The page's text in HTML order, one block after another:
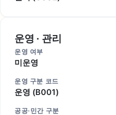
운영 · 관리
운영 여부
미운영
운영 구분 코드
운영 (B001)
공공·민간 구분